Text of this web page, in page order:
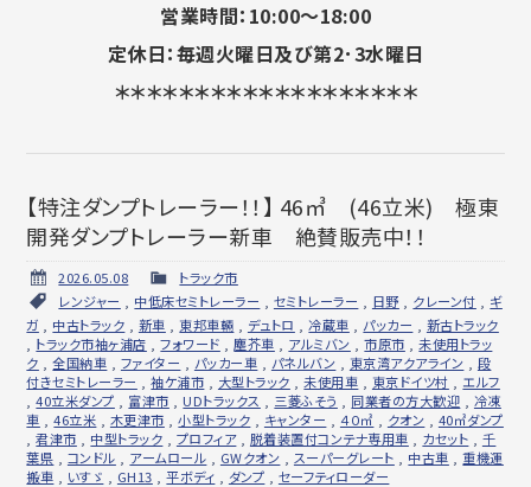
営業時間：10:00～18:00
定休日：毎週火曜日及び第2･3水曜日
＊＊＊＊＊＊＊＊＊＊＊＊＊＊＊＊＊＊＊
【特注ダンプトレーラー！！】 46㎥ (46立米) 極東
開発ダンプトレーラー新車 絶賛販売中！！
2026.05.08
トラック市
レンジャー
中低床セミトレーラー セミトレーラー 日野 クレーン付
ギ
ガ
中古トラック 新車 東邦車輛 デュトロ ,冷蔵車 パッカー
新古トラック
トラック市袖ヶ浦店 ,フォワード ,塵芥車 アルミバン ,市原市 ,未使用トラッ
ク ,全国納車 ファイター パッカー車 パネルバン 東京湾アクアライン
段
付きセミトレーラー
,袖ケ浦市 大型トラック ,未使用車 東京ドイツ村
エルフ
,40立米ダンプ 富津市 UDトラックス 三菱ふそう 同業者の方大歓迎
冷凍
車 ,46立米 木更津市 ,小型トラック キャンター ４０㎥ クオン
40㎥ダンプ
,君津市 中型トラック プロフィア, 脱着装置付コンテナ専用車 カセット
千
葉県
コンドル アームロール GWクオン スーパーグレート 中古車 ,重機運
搬車
いすゞ GH13 ,平ボディ ダンプ セーフティローダー